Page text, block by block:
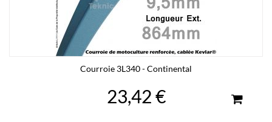
Courroie 3L340 - Continental
23,42 €